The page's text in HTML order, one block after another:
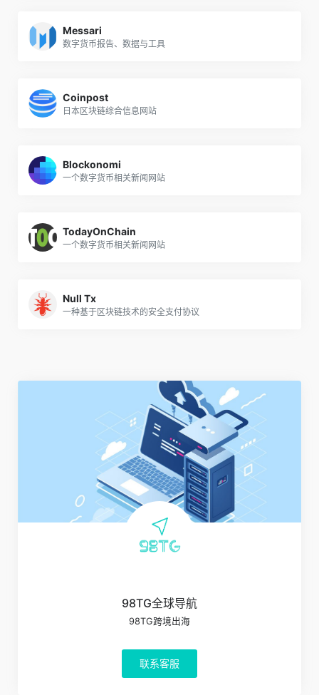
Messari
数字货币报告、数据与工具
Coinpost
日本区块链综合信息网站
Blockonomi
一个数字货币相关新闻网站
TodayOnChain
一个数字货币相关新闻网站
Null Tx
一种基于区块链技术的安全支付协议
98TG全球导航
98TG跨境出海
联系客服